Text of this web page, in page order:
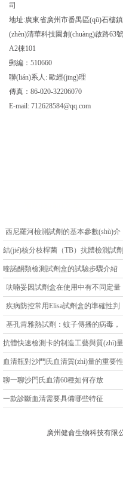
司
地址:廣東省廣州市番禺區(qū)石樓鎮
(zhèn)清華科技園創(chuàng)啟路63號
A2棟101
郵編：510660
聯(lián)系人: 歐經(jīng)理
傳真：86-020-32206070
E-mail: 712628584@qq.com
西尼羅河檢測試劑的基本參數(shù)介
紹
結(jié)核分枝桿菌（TB）抗體檢測試劑
盒說明書
喹諾酮類檢測試劑盒的試驗步驟介紹
呋喃妥因試劑盒在使用中有不同定量
分析
疾病防控常用Elisa試劑盒的準確性判
別
基孔肯雅熱試劑：蚊子傳播的病毒，
它來 “宣判”
抗體快速檢測卡的制造工藝與質(zhì)量
控制
血清瓶對沙門氏血清質(zhì)量的重要性
分析
聊一聊沙門氏血清60種如何存放
一款診斷血清需要具備哪些特征
廣州健侖生物科技有限